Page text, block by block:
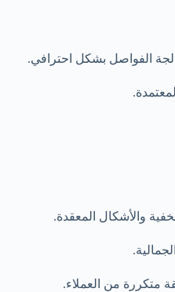
الفواصل بشكل احترافي.
والأشكال المعقدة.
متكررة من العملاء.